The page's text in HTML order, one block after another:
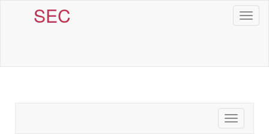
SEC
Toggle
navigation